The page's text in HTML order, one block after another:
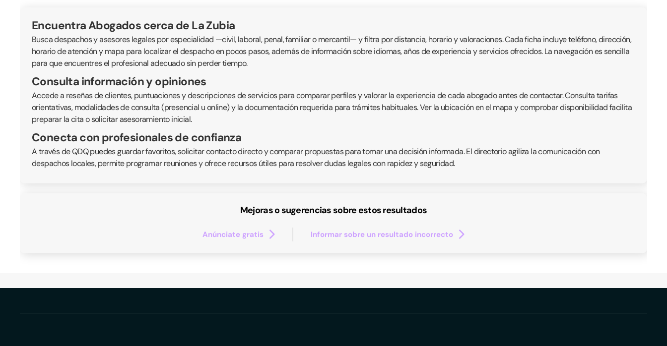
Encuentra Abogados cerca de La Zubia
Busca despachos y asesores legales por especialidad —civil, laboral, penal, familiar o mercantil— y filtra por distancia, horario y valoraciones. Cada ficha incluye teléfono, dirección,
horario de atención y mapa para localizar el despacho en pocos pasos, además de información sobre idiomas, años de experiencia y servicios ofrecidos. La navegación es sencilla
para que encuentres el profesional adecuado sin perder tiempo.
Consulta información y opiniones
Accede a reseñas de clientes, puntuaciones y descripciones de servicios para comparar perfiles y valorar la experiencia de cada abogado antes de contactar. Consulta tarifas
orientativas, modalidades de consulta (presencial u online) y la documentación requerida para trámites habituales. Ver la ubicación en el mapa y comprobar disponibilidad facilita
preparar la cita o solicitar asesoramiento inicial.
Conecta con profesionales de confianza
A través de QDQ puedes guardar favoritos, solicitar contacto directo y comparar propuestas para tomar una decisión informada. El directorio agiliza la comunicación con
despachos locales, permite programar reuniones y ofrece recursos útiles para resolver dudas legales con rapidez y seguridad.
Mejoras o sugerencias sobre estos resultados
Anúnciate gratis Informar sobre un resultado incorrecto